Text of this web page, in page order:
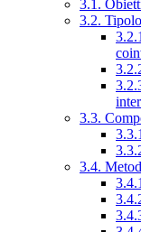
3.1.
3.2.
3.3.
3.4.